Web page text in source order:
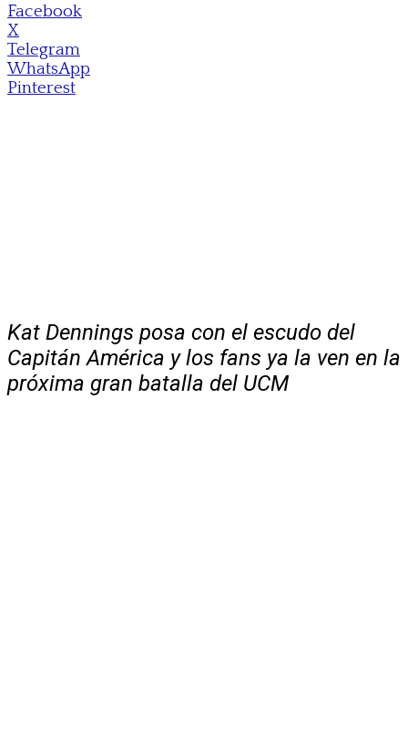
Facebook
X
Telegram
WhatsApp
Pinterest
Kat Dennings posa con el escudo del
Capitán América y los fans ya la ven en la
próxima gran batalla del UCM